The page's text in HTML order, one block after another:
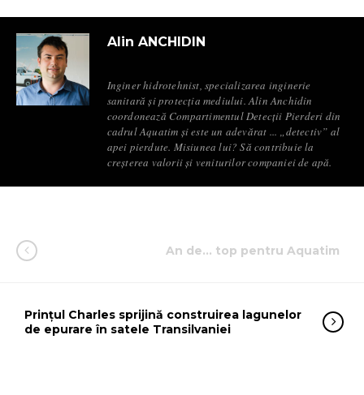
Alin ANCHIDIN
Inginer hidrotehnist, specializarea inginerie
sanitară și protecția mediului. Alin Anchidin
coordonează Compartimentul Detecții Pierderi din
cadrul Aquatim și este un adevărat ... „detectiv” al
apei pierdute. Misiunea lui? Să contribuie la
creșterea valorii și veniturilor companiei de apă.
An de… top pentru Aquatim
Prințul Charles sprijină construirea lagunelor
de epurare în satele Transilvaniei